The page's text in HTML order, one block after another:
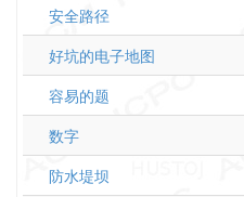
安全路径
好坑的电子地图
容易的题
数字
防水堤坝